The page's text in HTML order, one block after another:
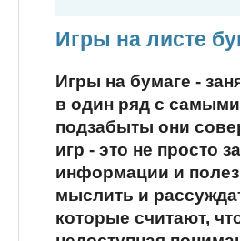
Игры на листе
Игры на бумаге -
в один ряд с
подзабыты они
игр - это не просто
информации и
мыслить и
которые считают,